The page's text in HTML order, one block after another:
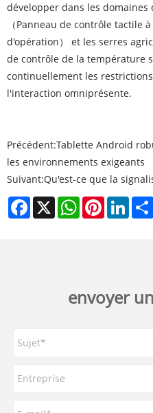
développer dans les
（Panneau de contrôle tactile
d'opération） et les serres
de contrôle de la température
continuellement les
l'interaction omniprésente.
Précédent:Tablette Android
les environnements exigeants
Suivant:Qu'est-ce que la
Facebook
X WhatsAppPinterest
envoyer